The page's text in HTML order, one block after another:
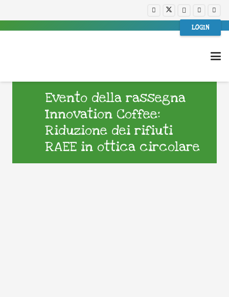
LOGIN
Evento della rassegna
Innovation Coffee:
Riduzione dei rifiuti
RAEE in ottica circolare